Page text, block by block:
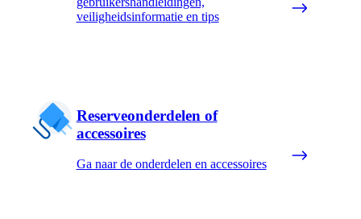
veiligheidsinformatie en tips
Reserveonderdelen of
accessoires
Ga naar de onderdelen en accessoires